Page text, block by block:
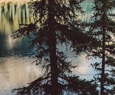
Guide de voyage Canada
Régions
Alberta et Colombie-
Terre neuve et Labrador